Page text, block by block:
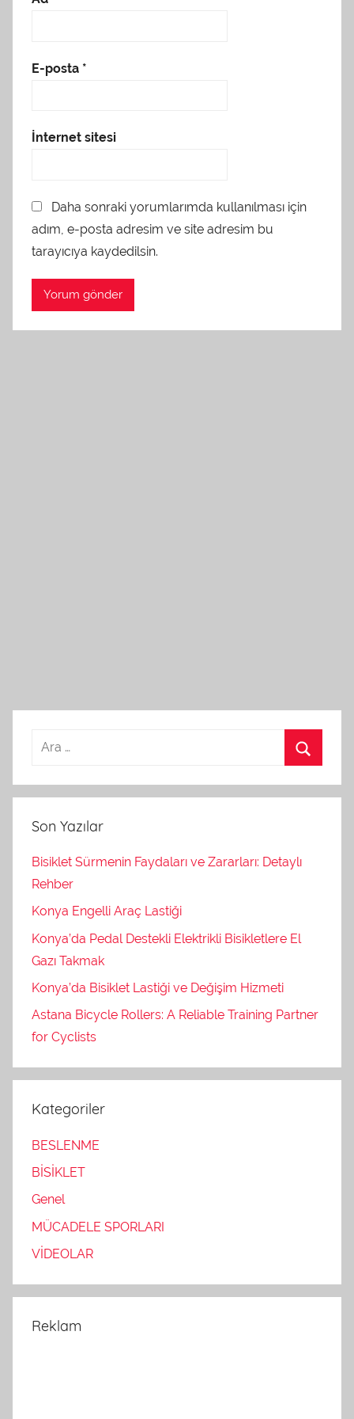
E-posta *
İnternet sitesi
Daha sonraki yorumlarımda kullanılması için
adım, e-posta adresim ve site adresim bu
tarayıcıya kaydedilsin.
Son Yazılar
Bisiklet Sürmenin Faydaları ve Zararları: Detaylı
Rehber
Konya Engelli Araç Lastiği
Konya’da Pedal Destekli Elektrikli Bisikletlere El
Gazı Takmak
Konya’da Bisiklet Lastiği ve Değişim Hizmeti
Astana Bicycle Rollers: A Reliable Training Partner
for Cyclists
Kategoriler
BESLENME
BİSİKLET
Genel
MÜCADELE SPORLARI
VİDEOLAR
Reklam